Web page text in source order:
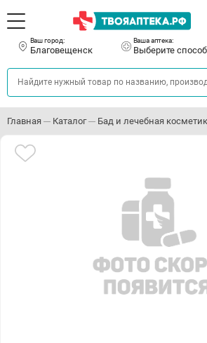
Ваш город:
Благовещенск
Ваша аптека:
Выберите
Главная Каталог Бад и лечебная